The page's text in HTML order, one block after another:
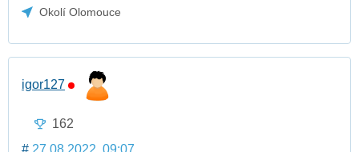
Okolí Olomouce
igor127
162